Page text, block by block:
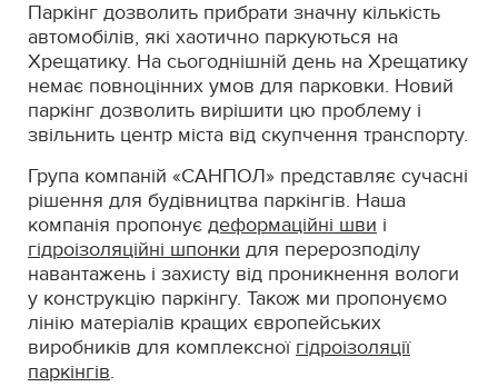
Паркінг дозволить прибрати значну кількість
автомобілів, які хаотично паркуються на
Хрещатику. На сьогоднішній день на Хрещатику
немає повноцінних умов для парковки. Новий
паркінг дозволить вирішити цю проблему і
звільнить центр міста від скупчення транспорту.
Група компаній «САНПОЛ» представляє сучасні
рішення для будівництва паркінгів. Наша
компанія пропонує деформаційні шви і
гідроізоляційні шпонки для перерозподілу
навантажень і захисту від проникнення вологи
у конструкцію паркінгу. Також ми пропонуємо
лінію матеріалів кращих європейських
виробників для комплексної гідроізоляції
паркінгів.